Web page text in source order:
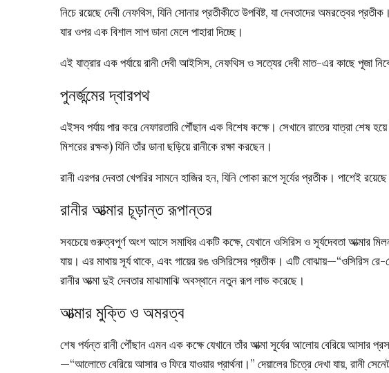
নিচে রয়েছে দেবী নেফথিস, যিনি সোনার প্রতীকীতে উপবিষ্ট, যা দেবতাদের অমরত্বের
যার ওপর এক বিশাল সাপ ডানা মেলে পাহারা দিচ্ছে।
এই যাত্রার এক পর্যায়ে রানী দেবী আইসিস, নেফথিস ও সত্যের দেবী মাত-এর কাছে পূজা
পুনর্জন্মের দ্বারপথ
এইসব পর্যায় পার করে নেফারতারি পৌঁছান এক বিশেষ কক্ষে। সেখানে রাতের যাত্রা শেষ
মিশরের রক্ষক) যিনি তাঁর ডানা ছড়িয়ে রানীকে রক্ষা করছেন।
রানী এরপর দেবতা খেপরির সামনে হাজির হন, যিনি পোকা রূপে সূর্যের প্রতীক। পাশেই
রানীর আত্মার চূড়ান্ত রূপান্তর
সবচেয়ে গুরুত্বপূর্ণ অংশ আসে সমাধির একটি কক্ষে, যেখানে ওসিরিস ও সূর্যদেবতা আত্মার
যায়। এর মাথায় সূর্য থাকে, এবং গায়ের রঙ ওসিরিসের প্রতীক। এটি বোঝায়—“ওসিরিস রে-
রানীর আত্মা দুই দেবতার মাঝামাঝি অবস্থানে নতুন রূপ লাভ করেছে।
আত্মার মুক্তি ও অমরত্ব
শেষ পর্যন্ত রানী পৌঁছান এমন এক কক্ষে যেখানে তাঁর আত্মা সূর্যের আলোয় বেরিয়ে আসার
—“আলোতে বেরিয়ে আসার ও ফিরে যাওয়ার প্রার্থনা।” দেয়ালের চিত্রে দেখা যায়, রানী